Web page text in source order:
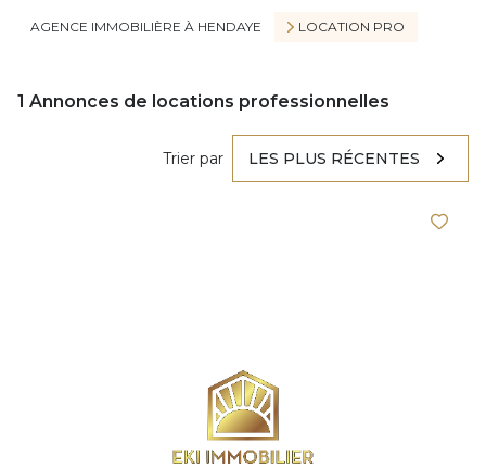
AGENCE IMMOBILIÈRE À HENDAYE LOCATION PRO
1 Annonces de locations professionnelles
Trier par LES PLUS RÉCENTES